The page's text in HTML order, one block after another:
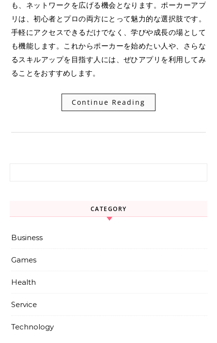
も、ネットワークを広げる機会となります。ポーカーアプ
リは、初心者とプロの両方にとって魅力的な選択肢です。
手軽にアクセスできるだけでなく、学びや成長の場として
も機能します。これからポーカーを始めたい人や、さらな
るスキルアップを目指す人には、ぜひアプリを利用してみ
ることをおすすめします。
Continue Reading
CATEGORY
Business
Games
Health
Service
Technology